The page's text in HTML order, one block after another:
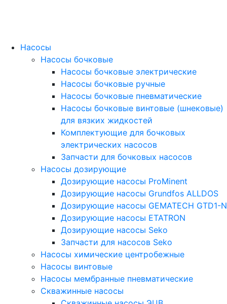
Насосы
Насосы бочковые
Насосы бочковые электрические
Насосы бочковые ручные
Насосы бочковые пневматические
Насосы бочковые винтовые (шнековые)
для вязких жидкостей
Комплектующие для бочковых
электрических насосов
Запчасти для бочковых насосов
Насосы дозирующие
Дозирующие насосы ProMinent
Дозирующие насосы Grundfos ALLDOS
Дозирующие насосы GEMATECH GTD1-N
Дозирующие насосы ETATRON
Дозирующие насосы Seko
Запчасти для насосов Seko
Насосы химические центробежные
Насосы винтовые
Насосы мембранные пневматические
Скважинные насосы